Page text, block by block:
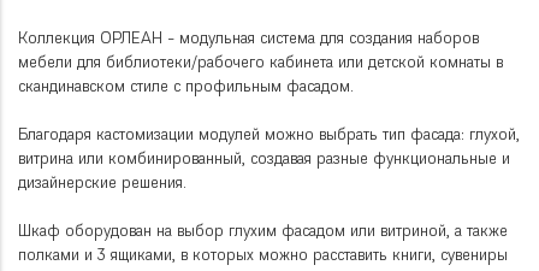
Коллекция ОРЛЕАН - модульная система для создания наборов
мебели для библиотеки/рабочего кабинета или детской комнаты в
скандинавском стиле с профильным фасадом.
Благодаря кастомизации модулей можно выбрать тип фасада: глухой,
витрина или комбинированный, создавая разные функциональные и
дизайнерские решения.
Шкаф оборудован на выбор глухим фасадом или витриной, а также
полками и 3 ящиками, в которых можно расставить книги, сувениры